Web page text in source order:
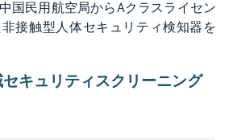
国民用航空局からAクラスライセン
接触型人体セキュリティ検知器を
キュリティスクリーニング